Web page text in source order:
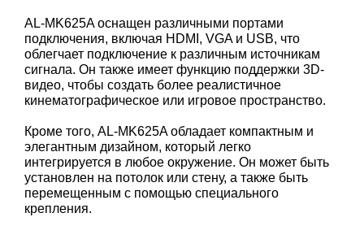
AL-MK625A оснащен различными портами
подключения, включая HDMI, VGA и USB, что
облегчает подключение к различным источникам
сигнала. Он также имеет функцию поддержки 3D-
видео, чтобы создать более реалистичное
кинематографическое или игровое пространство.
Кроме того, AL-MK625A обладает компактным и
элегантным дизайном, который легко
интегрируется в любое окружение. Он может быть
установлен на потолок или стену, а также быть
перемещенным с помощью специального
крепления.